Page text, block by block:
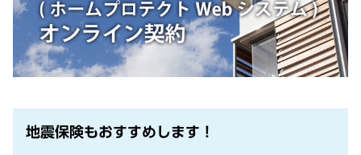
地震保険もおすすめします！